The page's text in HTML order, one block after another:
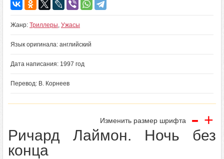
Жанр: Триллеры, Ужасы
Язык оригинала: английский
Дата написания: 1997 год
Перевод: В. Корнеев
Изменить размер шрифта - +
Ричард Лаймон. Ночь без
конца